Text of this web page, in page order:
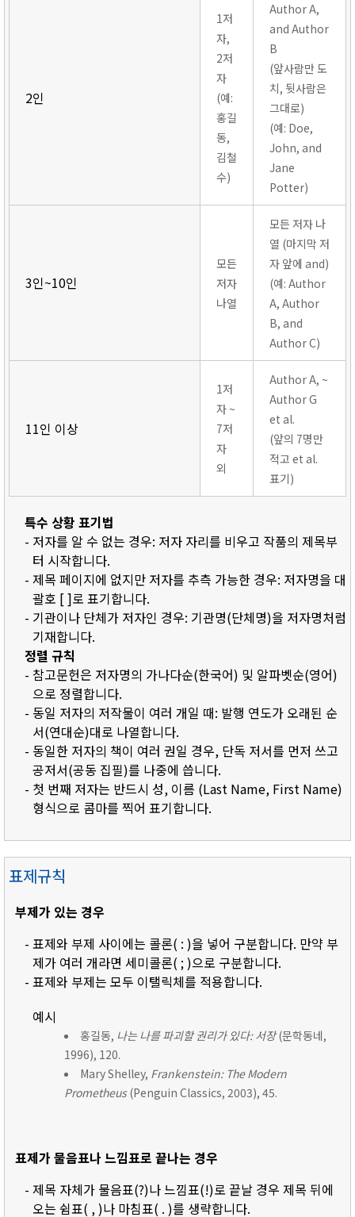
2인
1저
자,
2저
자
(예:
홍길
동,
김철
수)
Author A,
and Author
B
(앞사람만 도
치, 뒷사람은
그대로)
(예: Doe,
John, and
Jane
Potter)
3인~10인
모든
저자
나열
모든 저자 나
열 (마지막 저
자 앞에 and)
(예: Author
A, Author
B, and
Author C)
11인 이상
1저
자 ~
7저
자
외
Author A, ~
Author G
et al.
(앞의 7명만
적고 et al.
표기)
특수 상황 표기법
- 저자를 알 수 없는 경우: 저자 자리를 비우고 작품의 제목부
터 시작합니다.
- 제목 페이지에 없지만 저자를 추측 가능한 경우: 저자명을 대
괄호 [ ]로 표기합니다.
- 기관이나 단체가 저자인 경우: 기관명(단체명)을 저자명처럼
기재합니다.
정렬 규칙
- 참고문헌은 저자명의 가나다순(한국어) 및 알파벳순(영어)
으로 정렬합니다.
- 동일 저자의 저작물이 여러 개일 때: 발행 연도가 오래된 순
서(연대순)대로 나열합니다.
- 동일한 저자의 책이 여러 권일 경우, 단독 저서를 먼저 쓰고
공저서(공동 집필)를 나중에 씁니다.
- 첫 번째 저자는 반드시 성, 이름 (Last Name, First Name)
형식으로 콤마를 찍어 표기합니다.
표제규칙
부제가 있는 경우
- 표제와 부제 사이에는 콜론( : )을 넣어 구분합니다. 만약 부
제가 여러 개라면 세미콜론( ; )으로 구분합니다.
- 표제와 부제는 모두 이탤릭체를 적용합니다.
예시
홍길동, 나는 나를 파괴할 권리가 있다: 서장(문학동네,
1996), 120.
Mary Shelley, Frankenstein: The Modern
Prometheus(Penguin Classics, 2003), 45.
표제가 물음표나 느낌표로 끝나는 경우
- 제목 자체가 물음표(?)나 느낌표(!)로 끝날 경우 제목 뒤에
오는 쉼표( , )나 마침표( . )를 생략합니다.